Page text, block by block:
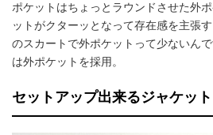
ポケットはちょっとラウンドさせた外
ットがクターッとなって存在感を主張
のスカートで外ポケットって少ないん
は外ポケットを採用。
セットアップ出来るジャケット